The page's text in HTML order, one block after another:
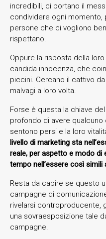
incredibili, ci portano il
condividere ogni
persone che ci vogliono
rispettano.
Oppure la risposta della
candida innocenza, che
piccini. Cercano il cattivo
malvagi a loro volta.
Forse è questa la chiave
profondo di avere
sentono persi e la loro
livello di marketing sta
reale, per aspetto e modo
tempo nell’essere così simili
Resta da capire se questo
campagne di
rivelarsi controproducente,
una sovraesposizione tale
campagne.